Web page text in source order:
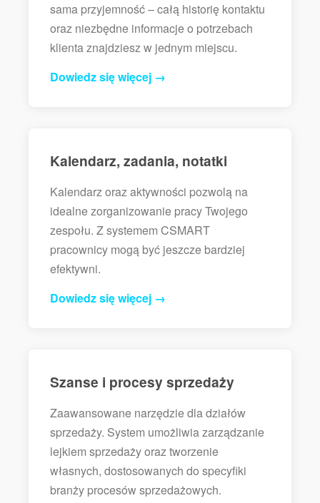
sama przyjemność – całą historię kontaktu
oraz niezbędne informacje o potrzebach
klienta znajdziesz w jednym miejscu.
Dowiedz się więcej →
Kalendarz, zadania, notatki
Kalendarz oraz aktywności pozwolą na
idealne zorganizowanie pracy Twojego
zespołu. Z systemem CSMART
pracownicy mogą być jeszcze bardziej
efektywni.
Dowiedz się więcej →
Szanse i procesy sprzedaży
Zaawansowane narzędzie dla działów
sprzedaży. System umożliwia zarządzanie
lejkiem sprzedaży oraz tworzenie
własnych, dostosowanych do specyfiki
branży procesów sprzedażowych.